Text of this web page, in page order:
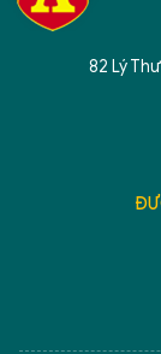
82 Lý